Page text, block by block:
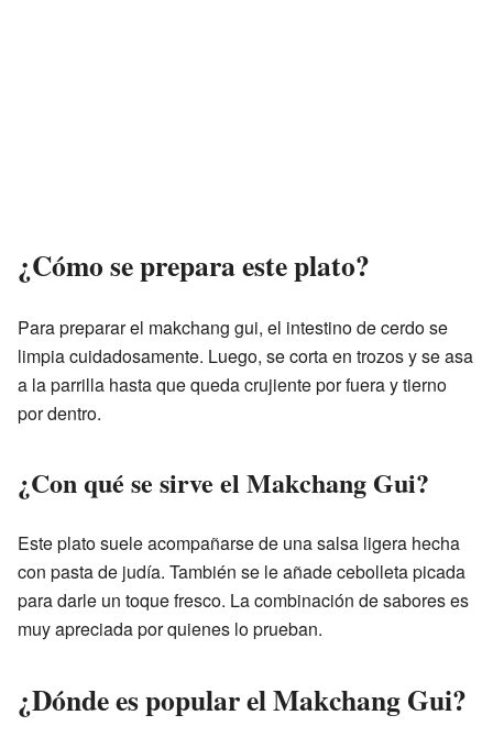
¿Cómo se prepara este plato?
Para preparar el makchang gui, el intestino de cerdo se
limpia cuidadosamente. Luego, se corta en trozos y se asa
a la parrilla hasta que queda crujiente por fuera y tierno
por dentro.
¿Con qué se sirve el Makchang Gui?
Este plato suele acompañarse de una salsa ligera hecha
con pasta de judía. También se le añade cebolleta picada
para darle un toque fresco. La combinación de sabores es
muy apreciada por quienes lo prueban.
¿Dónde es popular el Makchang Gui?